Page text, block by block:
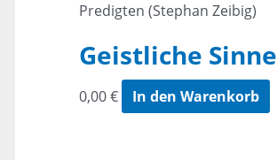
Predigten (Stephan Zeibig)
Geistliche Sinne
0,00€ In den Warenkorb